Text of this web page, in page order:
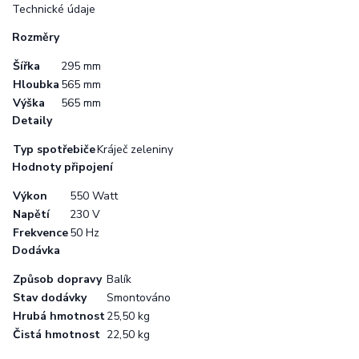
Technické údaje
Rozměry
Šířka
295 mm
Hloubka 565 mm
Výška
565 mm
Detaily
Typ spotřebičeKráječ zeleniny
Hodnoty připojení
Výkon
550 Watt
Napětí
230 V
Frekvence50 Hz
Dodávka
Způsob dopravy Balík
Stav dodávky
Smontováno
Hrubá hmotnost25,50 kg
Čistá hmotnost 22,50 kg